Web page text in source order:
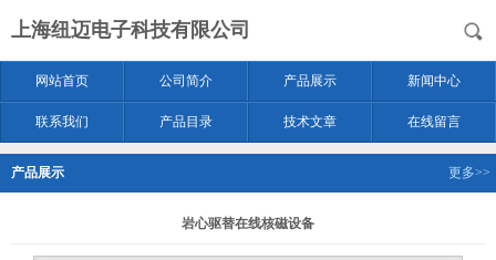
上海纽迈电子科技有限公司
网站首页 公司简介 产品展示 新闻中心
联系我们 产品目录 技术文章 在线留言
产品展示 更多>>
岩心驱替在线核磁设备